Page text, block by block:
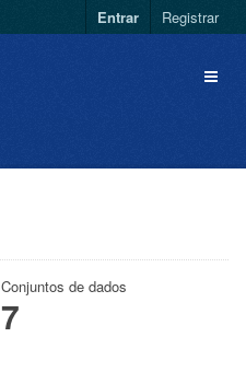
Entrar Registrar
Conjuntos de dados
7